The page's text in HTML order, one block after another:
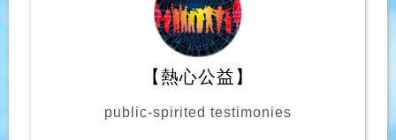
【熱心公益】
public-spirited testimonies